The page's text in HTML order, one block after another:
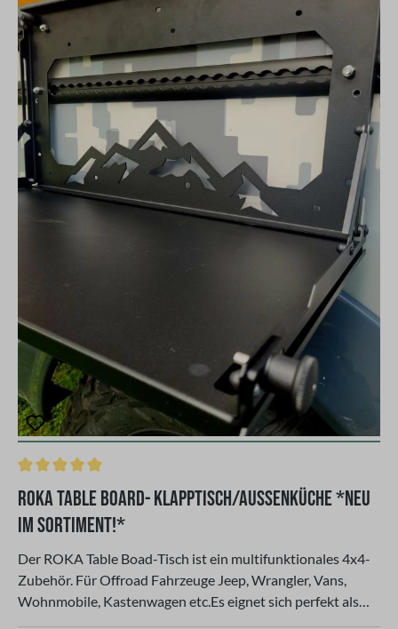
Durchschnittliche Bewertung von 5 von 5 Sternen
ROKA Table Board- Klapptisch/Aussenküche *NEU
Im Sortiment!*
Der ROKA Table Boad-Tisch ist ein multifunktionales 4x4-
Zubehör. Für Offroad Fahrzeuge Jeep, Wrangler, Vans,
Wohnmobile, Kastenwagen etc.Es eignet sich perfekt als
Arbeitsfläche zum Kochen im Camp sowie als Bereich für